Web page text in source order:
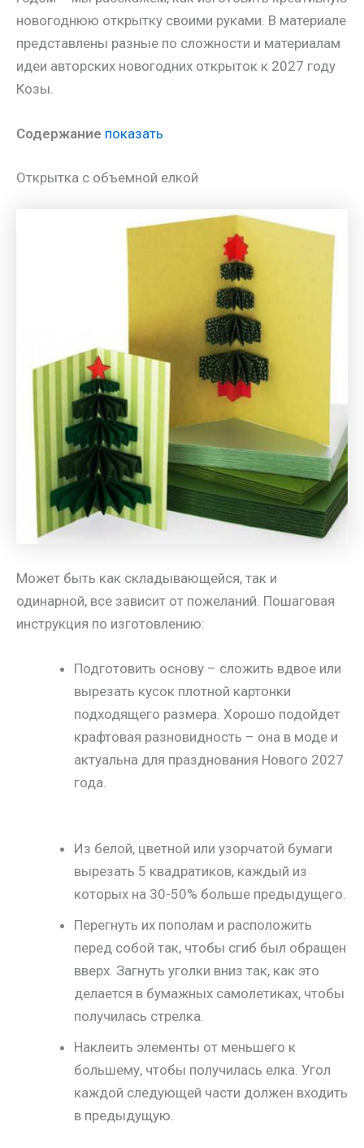
новогоднюю открытку своими руками. В материале
представлены разные по сложности и материалам
идеи авторских новогодних открыток к 2027 году
Козы.
Содержание показать
Открытка с объемной елкой
Может быть как складывающейся, так и
одинарной, все зависит от пожеланий. Пошаговая
инструкция по изготовлению:
Подготовить основу – сложить вдвое или
вырезать кусок плотной картонки
подходящего размера. Хорошо подойдет
крафтовая разновидность – она в моде и
актуальна для празднования Нового 2027
года.
Из белой, цветной или узорчатой бумаги
вырезать 5 квадратиков, каждый из
которых на 30-50% больше предыдущего.
Перегнуть их пополам и расположить
перед собой так, чтобы сгиб был обращен
вверх. Загнуть уголки вниз так, как это
делается в бумажных самолетиках, чтобы
получилась стрелка.
Наклеить элементы от меньшего к
большему, чтобы получилась елка. Угол
каждой следующей части должен входить
в предыдущую.